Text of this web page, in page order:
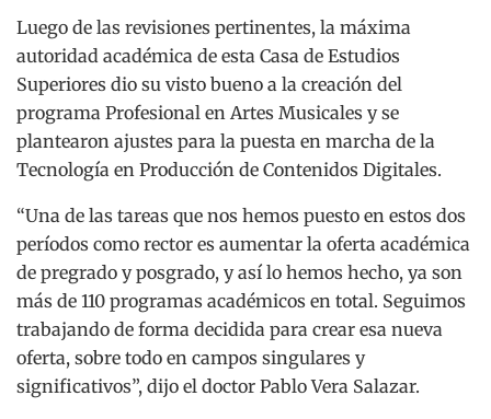
Luego de las revisiones pertinentes, la máxima
autoridad académica de esta Casa de Estudios
Superiores dio su visto bueno a la creación del
programa Profesional en Artes Musicales y se
plantearon ajustes para la puesta en marcha de la
Tecnología en Producción de Contenidos Digitales.
“Una de las tareas que nos hemos puesto en estos dos
períodos como rector es aumentar la oferta académica
de pregrado y posgrado, y así lo hemos hecho, ya son
más de 110 programas académicos en total. Seguimos
trabajando de forma decidida para crear esa nueva
oferta, sobre todo en campos singulares y
significativos”, dijo el doctor Pablo Vera Salazar.